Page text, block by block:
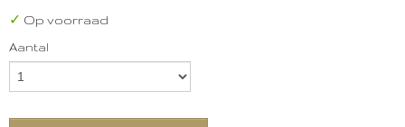
✓ Op voorraad
Aantal